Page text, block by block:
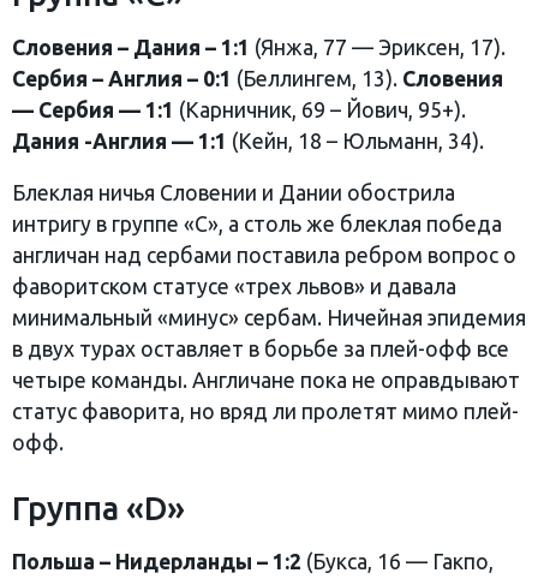
Словения – Дания – 1:1 (Янжа, 77 — Эриксен, 17).
Сербия – Англия – 0:1 (Беллингем, 13). Словения
— Сербия — 1:1 (Карничник, 69 – Йович, 95+).
Дания -Англия — 1:1 (Кейн, 18 – Юльманн, 34).
Блеклая ничья Словении и Дании обострила
интригу в группе «С», а столь же блеклая победа
англичан над сербами поставила ребром вопрос о
фаворитском статусе «трех львов» и давала
минимальный «минус» сербам. Ничейная эпидемия
в двух турах оставляет в борьбе за плей-офф все
четыре команды. Англичане пока не оправдывают
статус фаворита, но вряд ли пролетят мимо плей-
офф.
Группа «D»
Польша – Нидерланды – 1:2 (Букса, 16 — Гакпо,